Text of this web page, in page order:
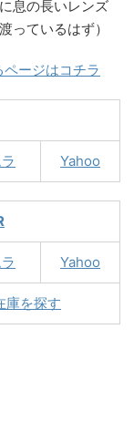
息の長いレンズ
っているはず）
ージはコチラ
Yahoo
Yahoo
庫を探す